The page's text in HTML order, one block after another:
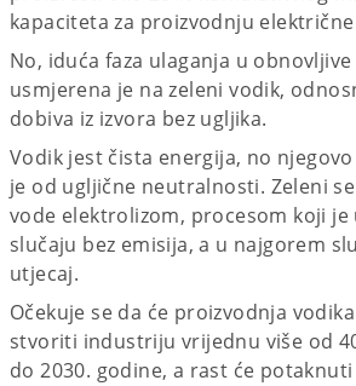
kapaciteta za proizvodnju
No, iduća faza ulaganja u
usmjerena je na zeleni vodik,
dobiva iz izvora bez ugljika.
Vodik jest čista energija, no
je od ugljične neutralnosti. Zeleni
vode elektrolizom, procesom koji je
slučaju bez emisija, a u najgorem
utjecaj.
Očekuje se da će proizvodnja
stvoriti industriju vrijednu više od
do 2030. godine, a rast će